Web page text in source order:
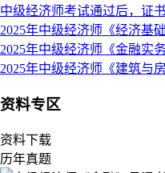
中级经济师考试通过后，证
2025年中级经济师《经济基
2025年中级经济师《金融实
2025年中级经济师《建筑与
资料专区
资料下载
历年真题